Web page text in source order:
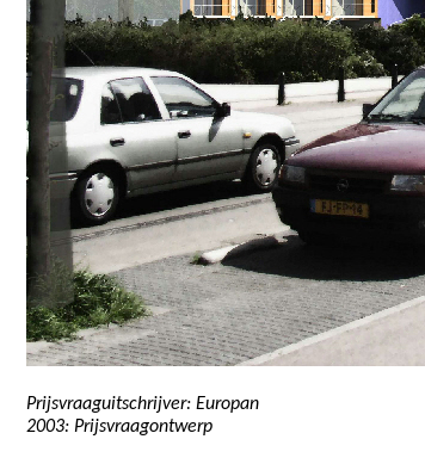
Prijsvraaguitschrijver: Europan
2003: Prijsvraagontwerp